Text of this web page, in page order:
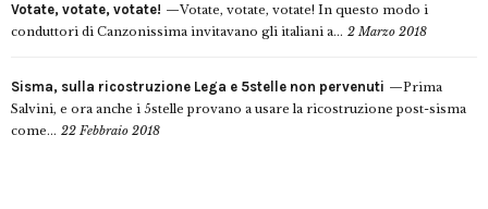
Votate, votate, votate!
Votate, votate, votate! In questo modo i
conduttori di Canzonissima invitavano gli italiani a... 2 Marzo 2018
Sisma, sulla ricostruzione Lega e 5stelle non pervenuti
Prima
Salvini, e ora anche i 5stelle provano a usare la ricostruzione post-sisma
come... 22 Febbraio 2018